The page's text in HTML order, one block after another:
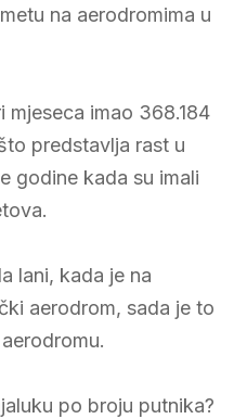
na aerodromima u
mjeseca imao 368.184
predstavlja rast u
godine kada su imali
lani, kada je na
aerodrom, sada je to
po broju putnika?